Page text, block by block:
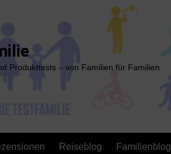
Produkttests – von Familien für Familien
Reiseblog Familienblog